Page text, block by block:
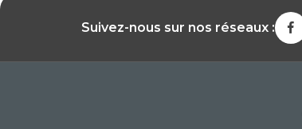
Suivez-nous sur nos réseaux :